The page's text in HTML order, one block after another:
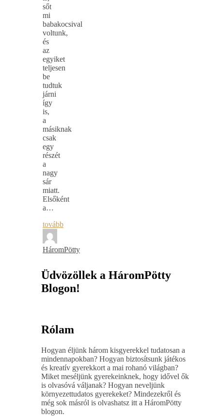
sőt
mi
babakocsival
voltunk,
és
az
egyiket
teljesen
be
tudtuk
járni
így
is,
a
másiknak
csak
egy
részét
a
nagy
sár
miatt.
Elsőként
a…
tovább
HáromPötty
Üdvözöllek a HáromPötty
Blogon!
Rólam
Hogyan éljünk három kisgyerekkel tudatosan a
mindennapokban? Hogyan biztosítsunk játékos
és kreatív gyerekkort a mai rohanó világban?
Miket meséljünk gyerekeinknek, hogy idővel ők
is olvasóvá váljanak? Hogyan neveljünk
környezettudatos gyerekeket? Mindezekről és
még sok másról is olvashatsz itt a HáromPötty
blogon.